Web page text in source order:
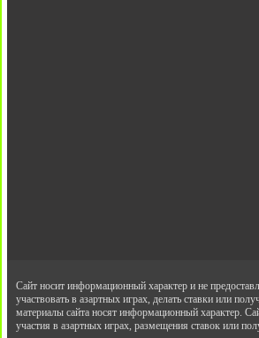
Сайт носит информационный характер и не
участвовать в азартных играх, делать ставки или
материалы сайта носят информационный характер.
участия в азартных играх, размещения ставок или